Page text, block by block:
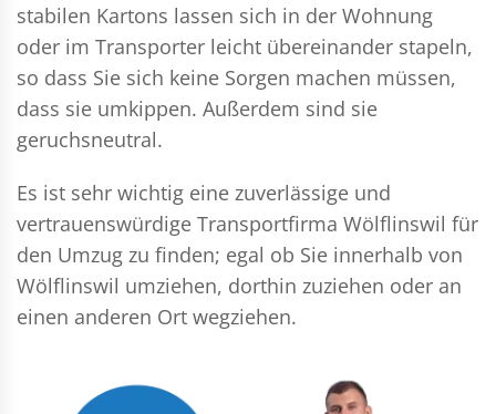
stabilen Kartons lassen sich in der Wohnung
oder im Transporter leicht übereinander stapeln,
so dass Sie sich keine Sorgen machen müssen,
dass sie umkippen. Außerdem sind sie
geruchsneutral.
Es ist sehr wichtig eine zuverlässige und
vertrauenswürdige Transportfirma Wölflinswil für
den Umzug zu finden; egal ob Sie innerhalb von
Wölflinswil umziehen, dorthin zuziehen oder an
einen anderen Ort wegziehen.